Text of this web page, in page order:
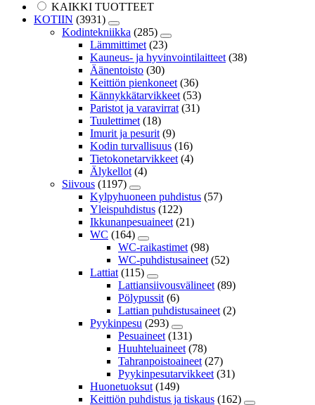
KAIKKI TUOTTEET
KOTIIN (3931)
Kodintekniikka (285)
Lämmittimet (23)
Kauneus- ja hyvinvointilaitteet (38)
Äänentoisto (30)
Keittiön pienkoneet (36)
Kännykkätarvikkeet (53)
Paristot ja varavirrat (31)
Tuulettimet (18)
Imurit ja pesurit (9)
Kodin turvallisuus (16)
Tietokonetarvikkeet (4)
Älykellot (4)
Siivous (1197)
Kylpyhuoneen puhdistus (57)
Yleispuhdistus (122)
Ikkunanpesuaineet (21)
WC (164)
WC-raikastimet (98)
WC-puhdistusaineet (52)
Lattiat (115)
Lattiansiivousvälineet (89)
Pölypussit (6)
Lattian puhdistusaineet (2)
Pyykinpesu (293)
Pesuaineet (131)
Huuhteluaineet (78)
Tahranpoistoaineet (27)
Pyykinpesutarvikkeet (31)
Huonetuoksut (149)
Keittiön puhdistus ja tiskaus (162)